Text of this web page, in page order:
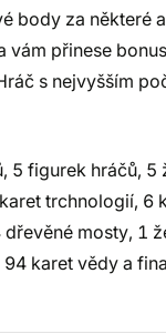
body za některé
vám přinese
s nejvyšším
5 figurek hráčů,
trchnologií,
mosty, 1
karet vědy a